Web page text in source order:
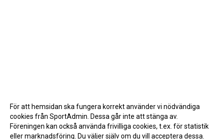
För att hemsidan ska fungera korrekt använder vi nödvändiga
cookies från SportAdmin. Dessa går inte att stänga av.
Föreningen kan också använda frivilliga cookies, t.ex. för statistik
eller marknadsföring. Du väljer själv om du vill acceptera dessa.